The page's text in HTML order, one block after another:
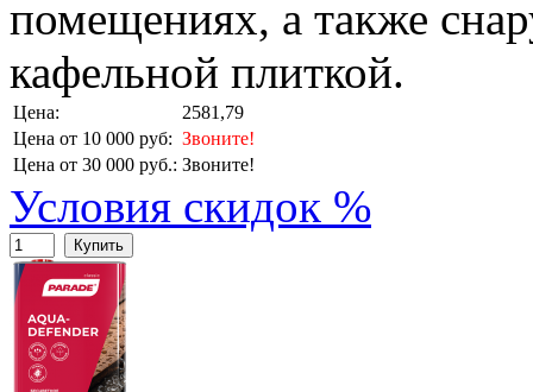
помещениях, а также
кафельной плиткой.
Цена:
2581,79
Цена от 10 000 руб: Звоните!
Цена от 30 000 руб.: Звоните!
Условия скидок %
Купить